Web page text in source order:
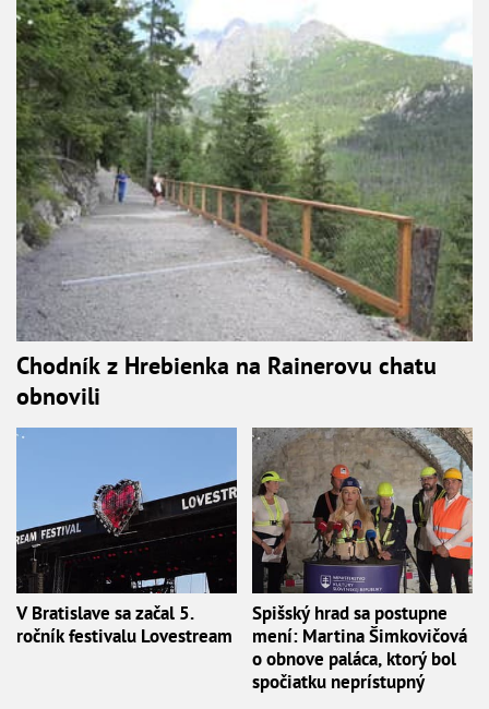
Chodník z Hrebienka na Rainerovu chatu
obnovili
V Bratislave sa začal 5.
ročník festivalu Lovestream
Spišský hrad sa postupne
mení: Martina Šimkovičová
o obnove paláca, ktorý bol
spočiatku neprístupný